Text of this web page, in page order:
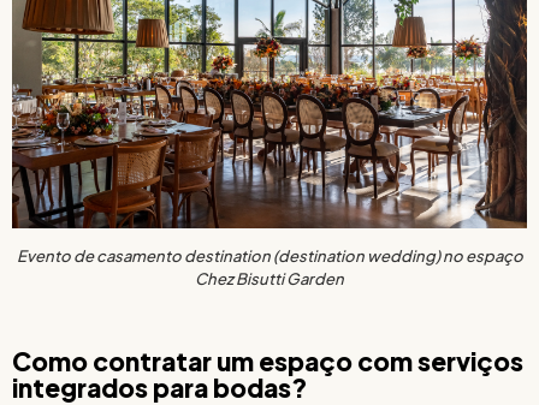
Evento de casamento destination (destination wedding) no espaço
Chez Bisutti Garden
Como contratar um espaço com serviços
integrados para bodas?